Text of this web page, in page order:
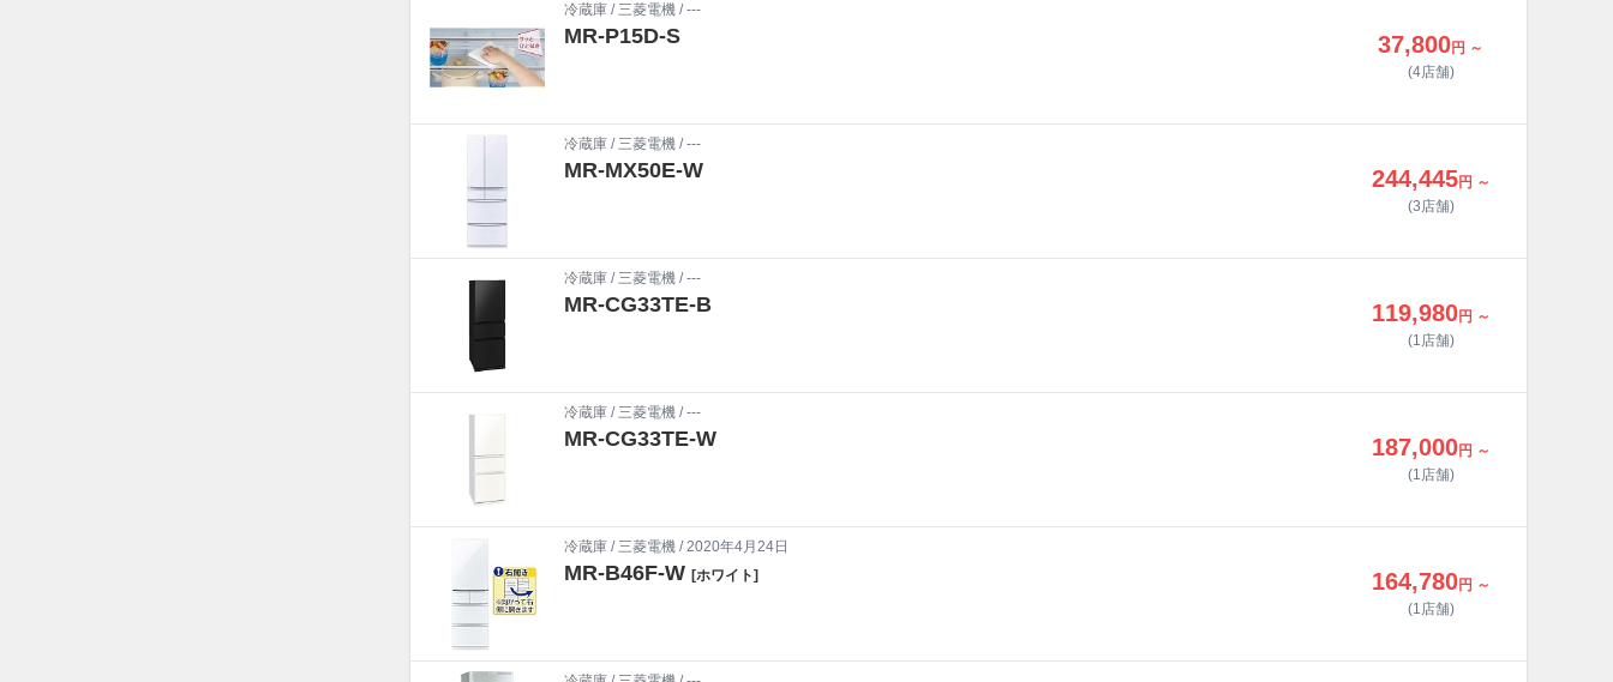
冷蔵庫 / 三菱電機 / ---
MR-P15D-S 37,800円 ～
(4店舗)
冷蔵庫 / 三菱電機 / ---
MR-MX50E-W 244,445円 ～
(3店舗)
冷蔵庫 / 三菱電機 / ---
MR-CG33TE-B 119,980円 ～
(1店舗)
冷蔵庫 / 三菱電機 / ---
MR-CG33TE-W 187,000円 ～
(1店舗)
冷蔵庫 / 三菱電機 / 2020年4月24日
MR-B46F-W [ホワイト] 164,780円 ～
(1店舗)